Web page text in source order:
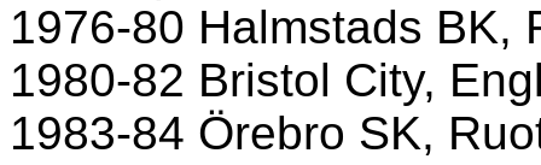
1976-80 Halmstads BK,
1980-82 Bristol City,
1983-84 Örebro SK,